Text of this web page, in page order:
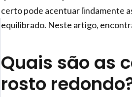
certo pode acentuar lindamente
equilibrado. Neste artigo,
Quais são as
rosto